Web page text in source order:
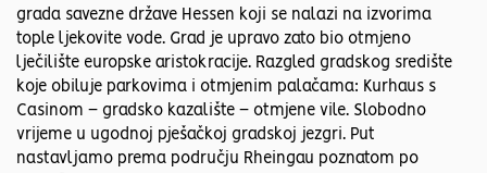
grada savezne države Hessen koji se nalazi na izvorima
tople ljekovite vode. Grad je upravo zato bio otmjeno
lječilište europske aristokracije. Razgled gradskog središte
koje obiluje parkovima i otmjenim palačama: Kurhaus s
Casinom – gradsko kazalište – otmjene vile. Slobodno
vrijeme u ugodnoj pješačkoj gradskoj jezgri. Put
nastavljamo prema području Rheingau poznatom po